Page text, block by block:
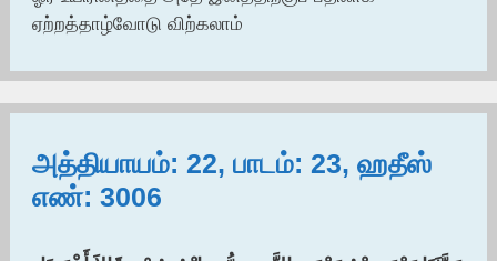
ஏற்றத்தாழ்வோடு விற்கலாம்
அத்தியாயம்: 22, பாடம்: 23, ஹதீஸ்
எண்: 3006